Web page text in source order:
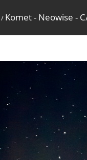
/ Komet - Neowise -